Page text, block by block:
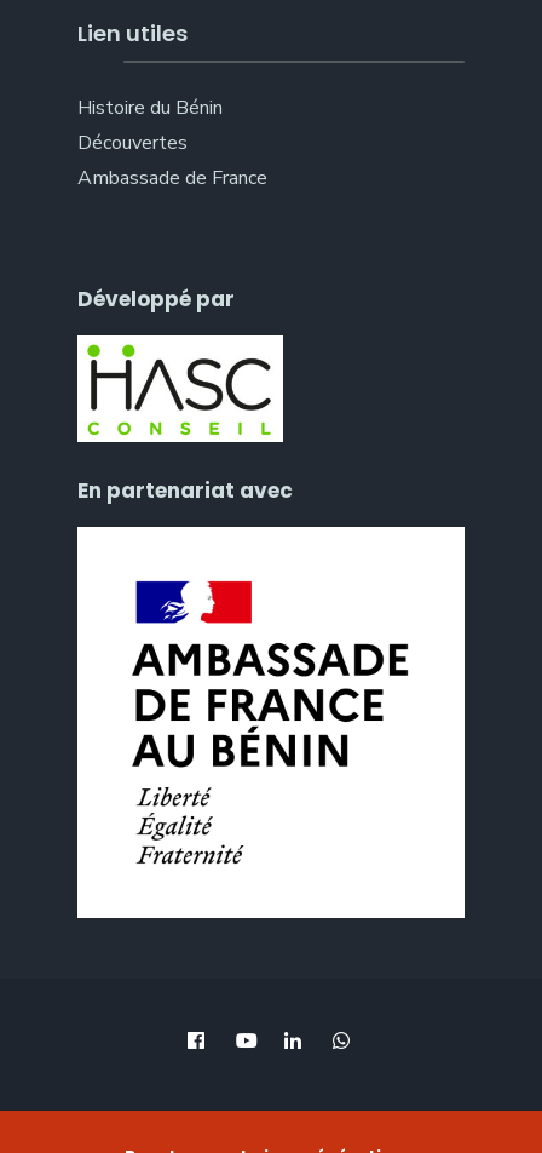
Lien utiles
Histoire du Bénin
Découvertes
Ambassade de France
Développé par
En partenariat avec